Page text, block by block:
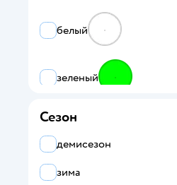
белый
зеленый
многоцветный
синий
Сезон
демисезон
зима